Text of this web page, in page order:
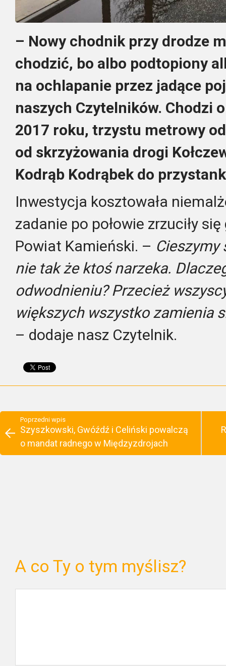
– Nowy chodnik przy drodze
chodzić, bo albo podtopiony
na ochlapanie przez jadące
naszych Czytelników. Chodzi
2017 roku, trzystu metrowy
od skrzyżowania drogi
Kodrąb Kodrąbek do
Inwestycja kosztowała
zadanie po połowie zrzuciły
Powiat Kamieński. – Cieszymy
nie tak że ktoś narzeka.
odwodnieniu? Przecież
większych wszystko zamienia
– dodaje nasz Czytelnik.
Poprzedni wpis
Szyszkowski, Gwóźdź i Celiński powalczą
o mandat radnego w Międzyzdrojach
A co Ty o tym myślisz?